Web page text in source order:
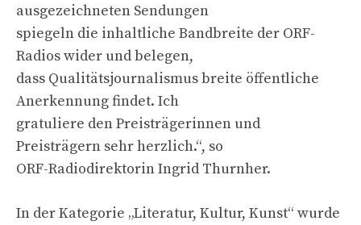
ausgezeichneten Sendungen
spiegeln die inhaltliche Bandbreite der ORF-
Radios wider und belegen,
dass Qualitätsjournalismus breite öffentliche
Anerkennung findet. Ich
gratuliere den Preisträgerinnen und
Preisträgern sehr herzlich.“, so
ORF-Radiodirektorin Ingrid Thurnher.
In der Kategorie „Literatur, Kultur, Kunst“ wurde